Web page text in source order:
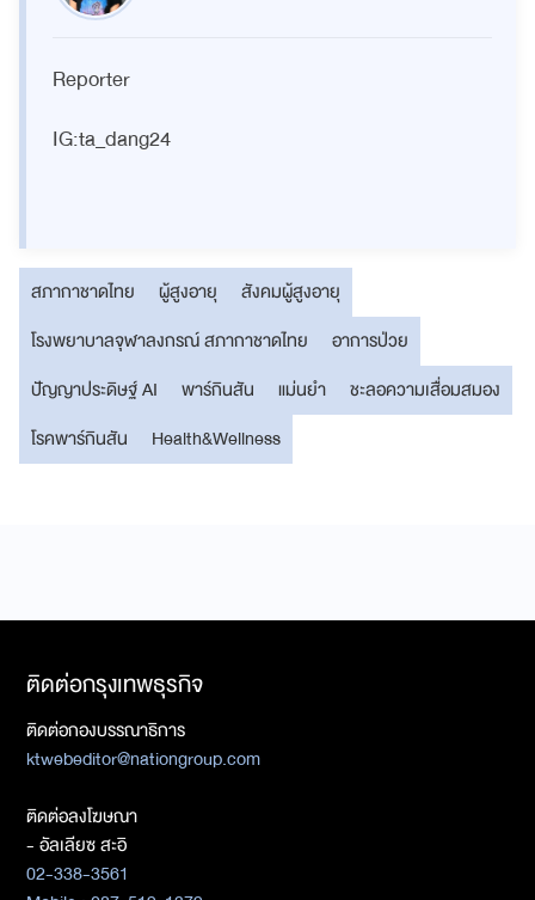
Reporter
IG:ta_dang24
สภากาชาดไทย ผู้สูงอายุ
สังคมผู้สูงอายุ
โรงพยาบาลจุฬาลงกรณ์ สภากาชาดไทย
อาการป่วย
ปัญญาประดิษฐ์ AI
พาร์กินสัน แม่นยำ
ชะลอความเสื่อมสมอง
โรคพาร์กินสัน
Health&Wellness
ติดต่อกรุงเทพธุรกิจ
ติดต่อกองบรรณาธิการ
ktwebeditor@nationgroup.com
ติดต่อลงโฆษณา
- อัลเลียซ สะอิ
02-338-3561